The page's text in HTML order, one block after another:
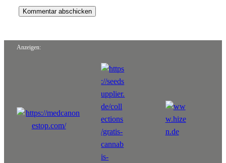
Anzeigen: